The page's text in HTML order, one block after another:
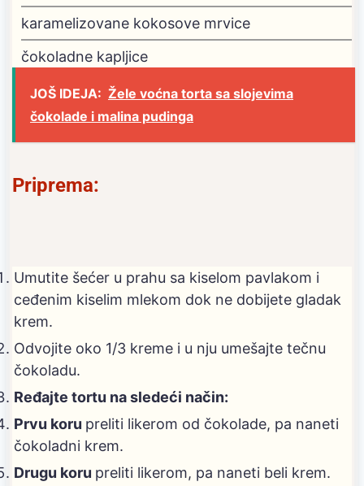
karamelizovane kokosove mrvice
čokoladne kapljice
JOŠ IDEJA: Žele voćna torta sa slojevima
čokolade i malina pudinga
Priprema:
Umutite šećer u prahu sa kiselom pavlakom i
ceđenim kiselim mlekom dok ne dobijete gladak
krem.
Odvojite oko 1/3 kreme i u nju umešajte tečnu
čokoladu.
Ređajte tortu na sledeći način:
Prvu koru preliti likerom od čokolade, pa naneti
čokoladni krem.
Drugu koru preliti likerom, pa naneti beli krem.